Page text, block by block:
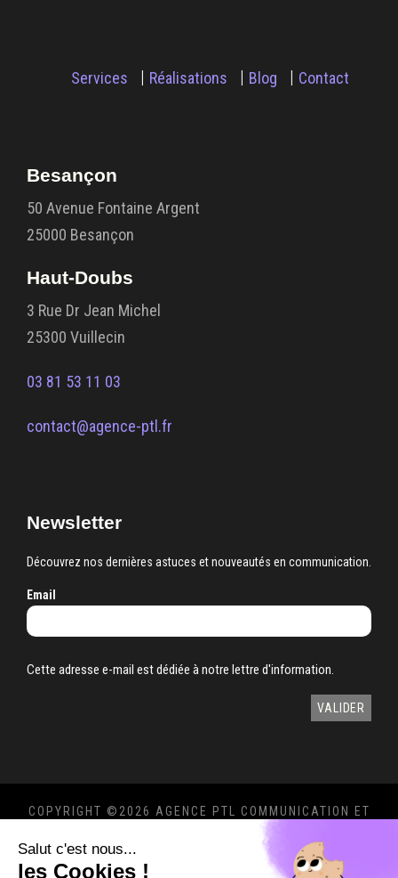
Services Réalisations Blog Contact
Besançon
50 Avenue Fontaine Argent
25000 Besançon
Haut-Doubs
3 Rue Dr Jean Michel
25300 Vuillecin
03 81 53 11 03
contact@agence-ptl.fr
Newsletter
Découvrez nos dernières astuces et nouveautés en communication.
Email
Cette adresse e-mail est dédiée à notre lettre d'information.
COPYRIGHT © 2026 AGENCE PTL COMMUNICATION ET
MENTIONS LÉGALES
POLITIQUE DE
CONFIDENTIALITÉ
Salut c'est nous...
les Cookies !